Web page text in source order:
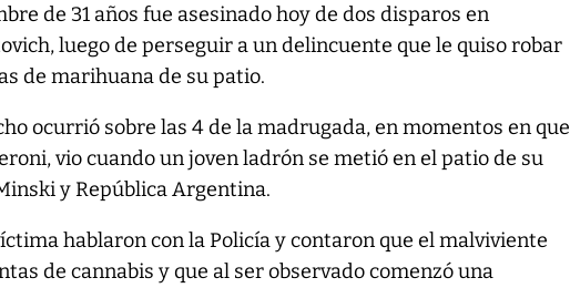
de 31 años fue asesinado hoy de dos disparos en
luego de perseguir a un delincuente que le quiso robar
de marihuana de su patio.
ocurrió sobre las 4 de la madrugada, en momentos en que
vio cuando un joven ladrón se metió en el patio de su
y República Argentina.
hablaron con la Policía y contaron que el malviviente
de cannabis y que al ser observado comenzó una